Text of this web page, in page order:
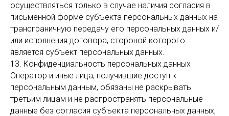
осуществляться только в случае наличия согласия в
письменной форме субъекта персональных данных на
трансграничную передачу его персональных данных и/
или исполнения договора, стороной которого
является субъект персональных данных.
13. Конфиденциальность персональных данных
Оператор и иные лица, получившие доступ к
персональным данным, обязаны не раскрывать
третьим лицам и не распространять персональные
данные без согласия субъекта персональных данных,